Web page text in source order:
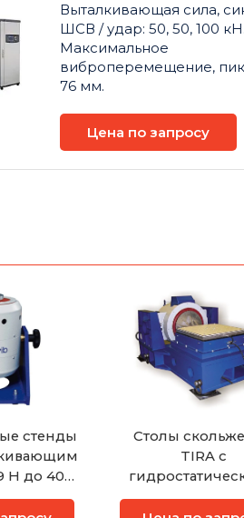
Выталкивающая сила,
ШСВ / удар: 50, 50, 100 кН.
Максимальное
виброперемещение,
76 мм.
Цена по запросу
стенды
Н до 400
Столы
TIRA с